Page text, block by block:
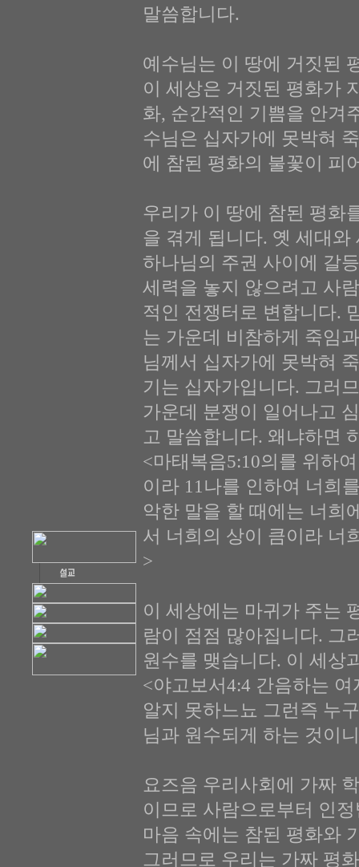
말씀합니다.
예수님는 이 땅에 거짓된
이 세상은 거짓된 평화가
화, 순간적인 기쁨을 안겨
수님은 십자가에 못박혀
에 참된 평화의 불꽃이 피
우리가 이 땅에 참된 평화
을 겪게 됩니다. 옛 세대
하나님의 주권 사이에 갈
세력을 놓지 않으려고 사
적인 전쟁터로 변합니다.
는 가운데 비참하게 죽임
님께서 십자가에 못박혀
기는 십자가입니다. 그러
가운데 분쟁이 일어나고
고 말씀합니다. 왜냐하면
<마태복음5:10의를 위하
이라 11나를 인하여 너희
악한 말을 할 때에는 너희
서 너희의 상이 큼이라 너
>
이 세상에는 마귀가 주는
람이 점점 많아집니다. 그
원수를 맺습니다. 이 세상
<야고보서4:4 간음하는
알지 못하느뇨 그런즉 누
님과 원수되게 하는 것이
요즈음 우리사회에 가짜
이므로 사람으로부터 인
마음 속에는 참된 평화와
그러므로 우리는 가짜 평